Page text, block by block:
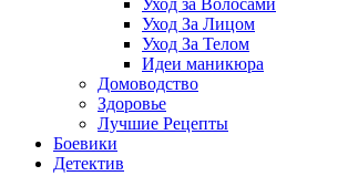
Уход за Волосами
Уход За Лицом
Уход За Телом
Идеи маникюра
Домоводство
Здоровье
Лучшие Рецепты
Боевики
Детектив